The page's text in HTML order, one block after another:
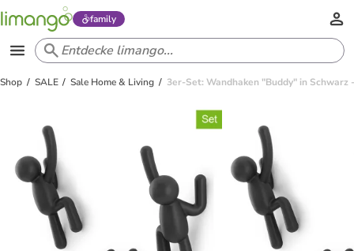
family
Shop SALE Sale Home & Living 3er-Set: Wandhaken "Buddy" in Schwarz